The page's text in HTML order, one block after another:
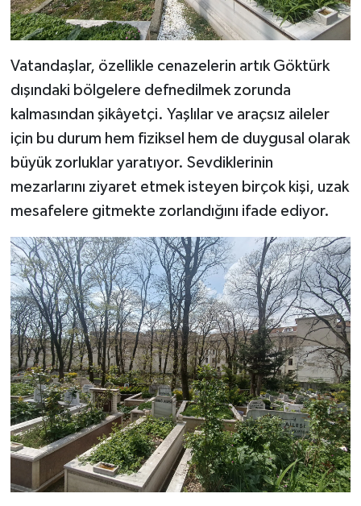
Vatandaşlar, özellikle cenazelerin artık Göktürk
dışındaki bölgelere defnedilmek zorunda
kalmasından şikâyetçi. Yaşlılar ve araçsız aileler
için bu durum hem fiziksel hem de duygusal olarak
büyük zorluklar yaratıyor. Sevdiklerinin
mezarlarını ziyaret etmek isteyen birçok kişi, uzak
mesafelere gitmekte zorlandığını ifade ediyor.